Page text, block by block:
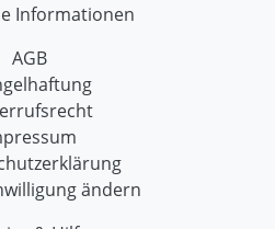
Informationen
AGB
ändern